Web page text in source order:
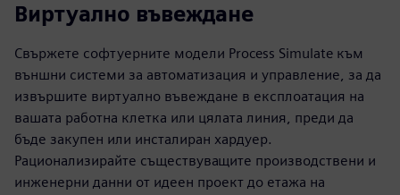
Виртуално въвеждане
Свържете софтуерните модели Process Simulate към
външни системи за автоматизация и управление, за да
извършите виртуално въвеждане в експлоатация на
вашата работна клетка или цялата линия, преди да
бъде закупен или инсталиран хардуер.
Рационализирайте съществуващите производствени и
инженерни данни от идеен проект до етажа на